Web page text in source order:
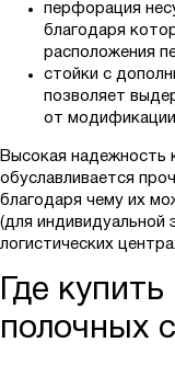
перфорация
благодаря
расположения
стойки с
позволяет
от
Высокая надежность
обуславливается
благодаря чему их
(для индивидуальной
логистических
Где
полочных